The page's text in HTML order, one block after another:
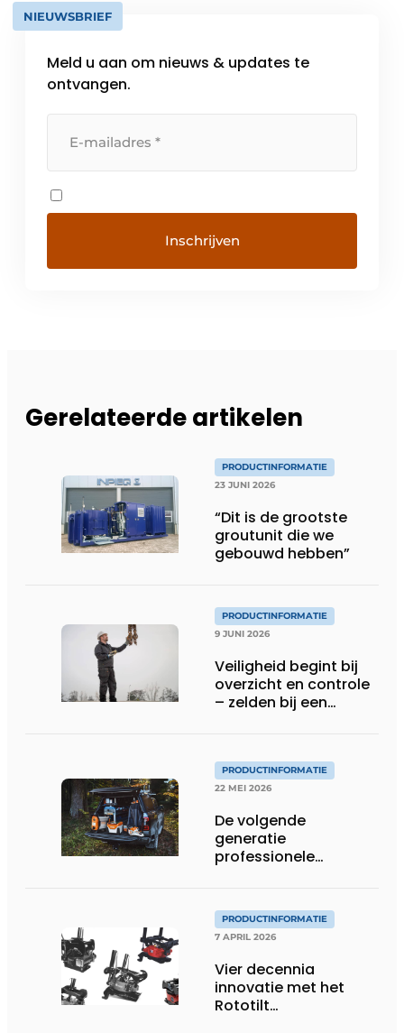
NIEUWSBRIEF
Meld u aan om nieuws & updates te
ontvangen.
Gerelateerde artikelen
PRODUCTINFORMATIE
23 JUNI 2026
“Dit is de grootste
groutunit die we
gebouwd hebben”
PRODUCTINFORMATIE
9 JUNI 2026
Veiligheid begint bij
overzicht en controle
– zelden bij een
PRODUCTINFORMATIE
22 MEI 2026
De volgende
generatie
professionele
PRODUCTINFORMATIE
7 APRIL 2026
Vier decennia
innovatie met het
Rototilt